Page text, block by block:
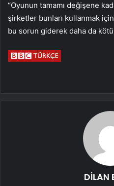
“Oyunun tamamı değişene
şirketler bunları kullanmak
bu sorun giderek daha da
DİLAN